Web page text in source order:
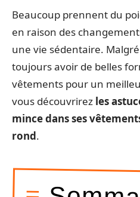
Beaucoup prennent du
en raison des
une vie sédentaire.
toujours avoir de belles
vêtements pour un
vous découvrirez les
mince dans ses
rond.